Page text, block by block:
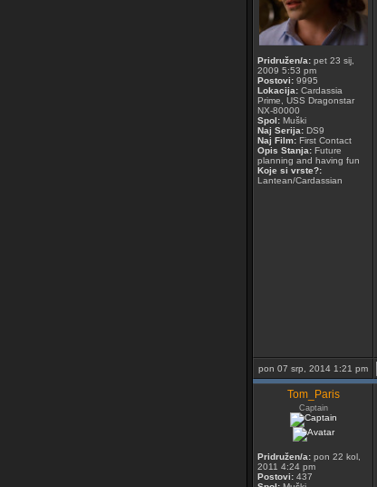
Pridružen/a: pet 23 sij,
2009 5:53 pm
Postovi: 9995
Lokacija: Cardassia
Prime, USS Dragonstar
NX-80000
Spol: Muški
Naj Serija: DS9
Naj Film: First Contact
Opis Stanja: Future
planning and having fun
Koje si vrste?:
Lantean/Cardassian
pon 07 srp, 2014 1:21 pm
Tom_Paris
Captain
Pridružen/a: pon 22 kol,
2011 4:24 pm
Postovi: 437